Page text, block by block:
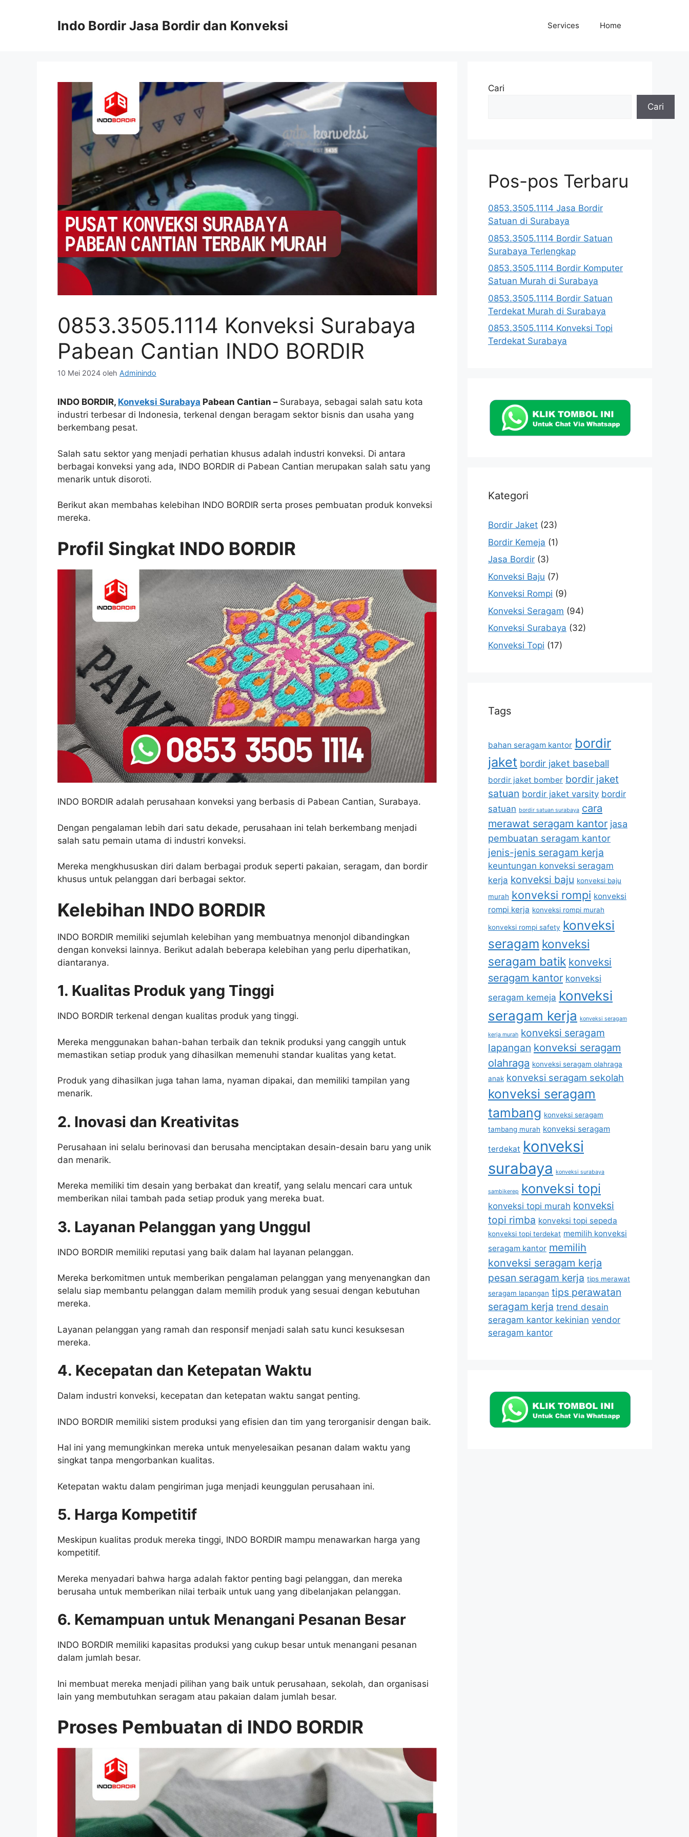
Indo Bordir Jasa Bordir dan Konveksi Services Home
0853.3505.1114 Konveksi Surabaya
Pabean Cantian INDO BORDIR
10 Mei 2024 oleh Adminindo
INDO BORDIR, Konveksi Surabaya Pabean Cantian – Surabaya, sebagai salah satu kota
industri terbesar di Indonesia, terkenal dengan beragam sektor bisnis dan usaha yang
berkembang pesat.
Salah satu sektor yang menjadi perhatian khusus adalah industri konveksi. Di antara
berbagai konveksi yang ada, INDO BORDIR di Pabean Cantian merupakan salah satu yang
menarik untuk disoroti.
Berikut akan membahas kelebihan INDO BORDIR serta proses pembuatan produk konveksi
mereka.
Profil Singkat INDO BORDIR
INDO BORDIR adalah perusahaan konveksi yang berbasis di Pabean Cantian, Surabaya.
Dengan pengalaman lebih dari satu dekade, perusahaan ini telah berkembang menjadi
salah satu pemain utama di industri konveksi.
Mereka mengkhususkan diri dalam berbagai produk seperti pakaian, seragam, dan bordir
khusus untuk pelanggan dari berbagai sektor.
Kelebihan INDO BORDIR
INDO BORDIR memiliki sejumlah kelebihan yang membuatnya menonjol dibandingkan
dengan konveksi lainnya. Berikut adalah beberapa kelebihan yang perlu diperhatikan,
diantaranya.
1. Kualitas Produk yang Tinggi
INDO BORDIR terkenal dengan kualitas produk yang tinggi.
Mereka menggunakan bahan-bahan terbaik dan teknik produksi yang canggih untuk
memastikan setiap produk yang dihasilkan memenuhi standar kualitas yang ketat.
Produk yang dihasilkan juga tahan lama, nyaman dipakai, dan memiliki tampilan yang
menarik.
2. Inovasi dan Kreativitas
Perusahaan ini selalu berinovasi dan berusaha menciptakan desain-desain baru yang unik
dan menarik.
Mereka memiliki tim desain yang berbakat dan kreatif, yang selalu mencari cara untuk
memberikan nilai tambah pada setiap produk yang mereka buat.
3. Layanan Pelanggan yang Unggul
INDO BORDIR memiliki reputasi yang baik dalam hal layanan pelanggan.
Mereka berkomitmen untuk memberikan pengalaman pelanggan yang menyenangkan dan
selalu siap membantu pelanggan dalam memilih produk yang sesuai dengan kebutuhan
mereka.
Layanan pelanggan yang ramah dan responsif menjadi salah satu kunci kesuksesan
mereka.
4. Kecepatan dan Ketepatan Waktu
Dalam industri konveksi, kecepatan dan ketepatan waktu sangat penting.
INDO BORDIR memiliki sistem produksi yang efisien dan tim yang terorganisir dengan baik.
Hal ini yang memungkinkan mereka untuk menyelesaikan pesanan dalam waktu yang
singkat tanpa mengorbankan kualitas.
Ketepatan waktu dalam pengiriman juga menjadi keunggulan perusahaan ini.
5. Harga Kompetitif
Meskipun kualitas produk mereka tinggi, INDO BORDIR mampu menawarkan harga yang
kompetitif.
Mereka menyadari bahwa harga adalah faktor penting bagi pelanggan, dan mereka
berusaha untuk memberikan nilai terbaik untuk uang yang dibelanjakan pelanggan.
6. Kemampuan untuk Menangani Pesanan Besar
INDO BORDIR memiliki kapasitas produksi yang cukup besar untuk menangani pesanan
dalam jumlah besar.
Ini membuat mereka menjadi pilihan yang baik untuk perusahaan, sekolah, dan organisasi
lain yang membutuhkan seragam atau pakaian dalam jumlah besar.
Proses Pembuatan di INDO BORDIR
Cari
Cari
Pos-pos Terbaru
0853.3505.1114 Jasa Bordir
Satuan di Surabaya
0853.3505.1114 Bordir Satuan
Surabaya Terlengkap
0853.3505.1114 Bordir Komputer
Satuan Murah di Surabaya
0853.3505.1114 Bordir Satuan
Terdekat Murah di Surabaya
0853.3505.1114 Konveksi Topi
Terdekat Surabaya
Kategori
Bordir Jaket (23)
Bordir Kemeja (1)
Jasa Bordir (3)
Konveksi Baju (7)
Konveksi Rompi (9)
Konveksi Seragam (94)
Konveksi Surabaya (32)
Konveksi Topi (17)
Tags
bahan seragam kantor bordir
jaket bordir jaket baseball
bordir jaket bomber bordir jaket
satuan bordir jaket varsity bordir
satuan bordir satuan surabaya cara
merawat seragam kantor jasa
pembuatan seragam kantor
jenis-jenis seragam kerja
keuntungan konveksi seragam
kerja konveksi baju konveksi baju
murah konveksi rompi konveksi
rompi kerja konveksi rompi murah
konveksi rompi safety konveksi
seragam konveksi
seragam batik konveksi
seragam kantor konveksi
seragam kemeja konveksi
seragam kerja konveksi seragam
kerja murah konveksi seragam
lapangan konveksi seragam
olahraga konveksi seragam olahraga
anak konveksi seragam sekolah
konveksi seragam
tambang konveksi seragam
tambang murah konveksi seragam
terdekat konveksi
surabaya konveksi surabaya
sambikerep konveksi topi
konveksi topi murah konveksi
topi rimba konveksi topi sepeda
konveksi topi terdekat memilih konveksi
seragam kantor memilih
konveksi seragam kerja
pesan seragam kerja tips merawat
seragam lapangan tips perawatan
seragam kerja trend desain
seragam kantor kekinian vendor
seragam kantor